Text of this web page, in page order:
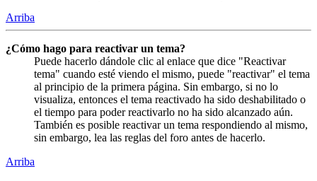
Arriba
¿Cómo hago para reactivar un tema?
Puede hacerlo dándole clic al enlace que dice "Reactivar
tema" cuando esté viendo el mismo, puede "reactivar" el tema
al principio de la primera página. Sin embargo, si no lo
visualiza, entonces el tema reactivado ha sido deshabilitado o
el tiempo para poder reactivarlo no ha sido alcanzado aún.
También es posible reactivar un tema respondiendo al mismo,
sin embargo, lea las reglas del foro antes de hacerlo.
Arriba